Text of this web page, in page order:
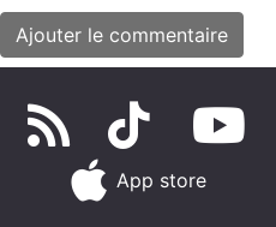
App store